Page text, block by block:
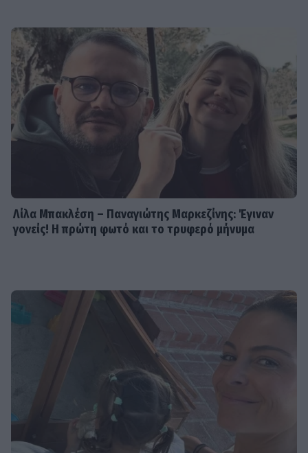
Λίλα Μπακλέση – Παναγιώτης Μαρκεζίνης: Έγιναν
γονείς! Η πρώτη φωτό και το τρυφερό μήνυμα